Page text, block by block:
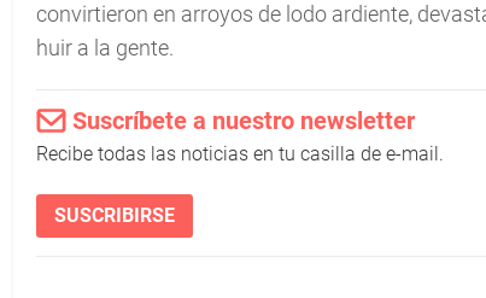
convirtieron en arroyos de lodo ardiente,
huir a la gente.
Suscríbete a nuestro newsletter
Recibe todas las noticias en tu casilla de e-mail.
SUSCRIBIRSE